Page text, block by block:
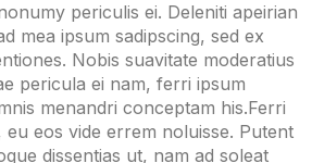
periculis ei. Deleniti apeirian
mea ipsum sadipscing, sed ex
Nobis suavitate moderatius
pericula ei nam, ferri ipsum
menandri conceptam his.Ferri
eos vide errem noluisse. Putent
dissentias ut, nam ad soleat